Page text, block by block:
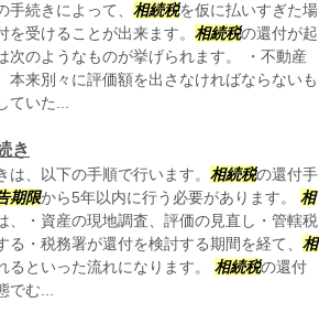
手続きによって、 相続税を仮に払いすぎた場
を受けることが出来ます。 相続税の還付が起
次のようなものが挙げられます。 ・不動産
本来別々に評価額を出さなければならないも
ていた...
き
は、以下の手順で行います。 相続税の還付手
期限から5年以内に行う必要があります。 相
、・資産の現地調査、評価の見直し・管轄税
る・税務署が還付を検討する期間を経て、 相
るといった流れになります。 相続税の還付
でむ...